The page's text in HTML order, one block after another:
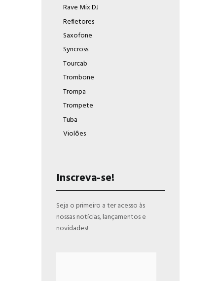
Rave Mix DJ
Refletores
Saxofone
Syncross
Tourcab
Trombone
Trompa
Trompete
Tuba
Violôes
Inscreva-se!
Seja o primeiro a ter acesso às
nossas notícias, lançamentos e
novidades!